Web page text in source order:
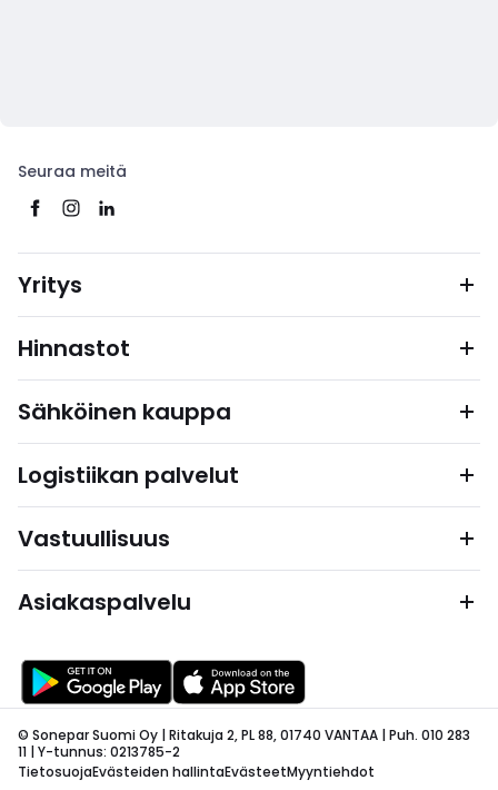
Seuraa meitä
Yritys
Hinnastot
Sähköinen kauppa
Logistiikan palvelut
Vastuullisuus
Asiakaspalvelu
© Sonepar Suomi Oy | Ritakuja 2, PL 88, 01740 VANTAA | Puh. 010 283
11 | Y-tunnus: 0213785-2
TietosuojaEvästeiden hallintaEvästeetMyyntiehdot